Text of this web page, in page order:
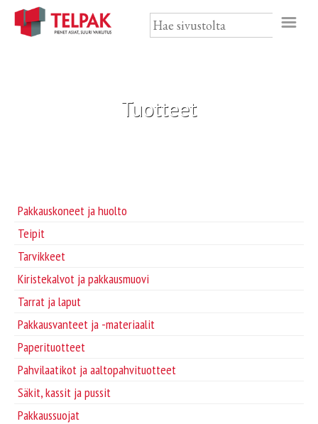
Skip
Palveluratkaisut
Pakkauskoneet ja huolto
Teipit
Pakkausvanteet ja -materiaalit
Pahvilaatikot ja aaltopahvituotteet
Yhteystiedot
Supplier/Carrier INFO
Tuotteet
Pakkauskoneet ja huolto
Teipit
Tarvikkeet
Kiristekalvot ja pakkausmuovi
Tarrat ja laput
Pakkausvanteet ja -materiaalit
Paperituotteet
Pahvilaatikot ja aaltopahvituotteet
Säkit, kassit ja pussit
Pakkaussuojat